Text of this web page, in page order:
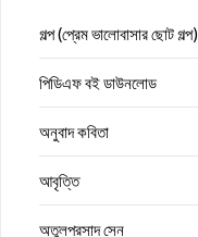
গল্প (প্রেম ভালোবাসার ছোট গল্প)
পিডিএফ বই ডাউনলোড
অনুবাদ কবিতা
আবৃত্তি
অতুলপ্রসাদ সেন